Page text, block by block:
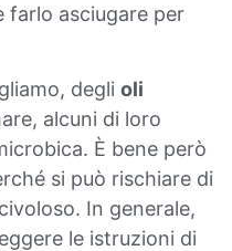
farlo asciugare per
degli oli
alcuni di loro
È bene però
si può rischiare di
In generale,
le istruzioni di